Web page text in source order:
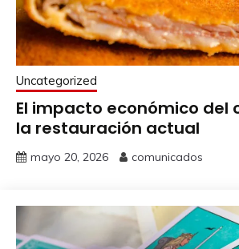
Uncategorized
El impacto económico del
la restauración actual
mayo 20, 2026 comunicados